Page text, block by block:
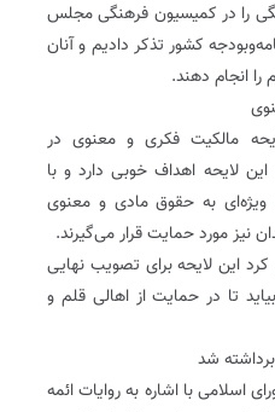
را در کمیسیون فرهنگی مجلس
کشور تذکر دادیم و آنان
انجام دهند.
مالکیت فکری و معنوی در
لایحه اهداف خوبی دارد و با
ویژه‌ای به حقوق مادی و معنوی
نیز مورد حمایت قرار می‌گیرند.
کرد این لایحه برای تصویب نهایی
تا در حمایت از اهالی قلم و
شد
اسلامی با اشاره به روایات ائمه